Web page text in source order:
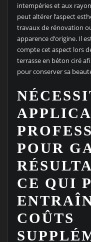
intempéries et aux
peut altérer l’aspect
travaux de rénovation
apparence d’origine. Il
compte cet aspect lors
terrasse en béton ciré
pour conserver sa
POUR
CE QUI
COÛTS